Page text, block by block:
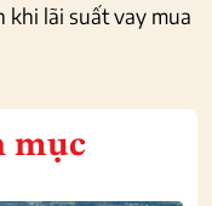
khi lãi suất vay mua
mục